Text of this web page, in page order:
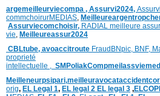
argemeilleurviecompa , Assurvi2024,
commchoirurMEDIAS,
Assurviecomchoisir, RADIAL meilleure
vie, Meilleureassur2024
CBLtube, avoaccitroute FraudBNpic, BNF,
proprieté
intellectuelle , SMPoliak
Meilleneurpsipari,
orig, EL Legal 1, EL legal 2 EL legal 3 ,